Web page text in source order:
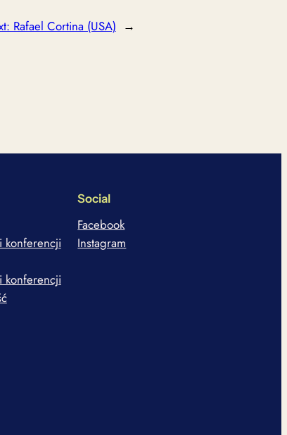
Rafael Cortina (USA) →
konferencji
konferencji
Social
Facebook
Instagram